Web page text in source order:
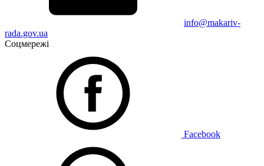
info@makariv-
rada.gov.ua
Соцмережі
Facebook